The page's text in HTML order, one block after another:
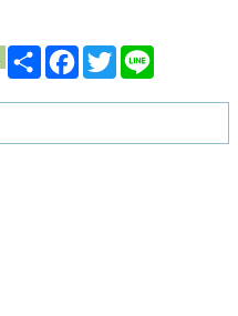
分
享
Facebook
Twitter